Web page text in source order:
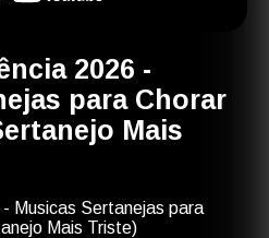
2026 -
para Chorar
Mais
Musicas Sertanejas para
Mais Triste)